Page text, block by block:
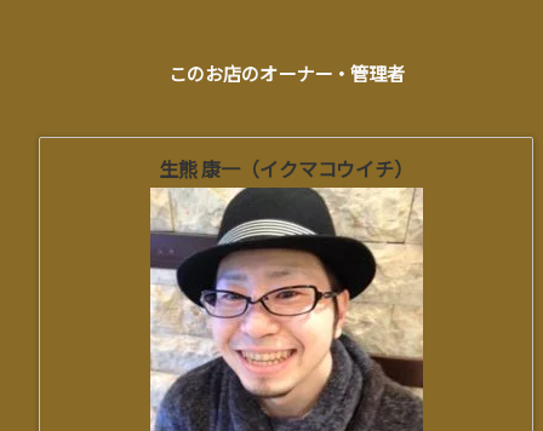
このお店のオーナー・管理者
生熊 康一（イクマコウイチ）